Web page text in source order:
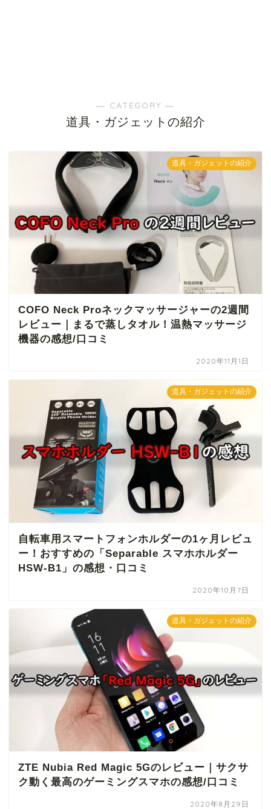
― CATEGORY ―
道具・ガジェットの紹介
道具・ガジェットの紹介
COFO Neck Proネックマッサージャーの2週間
レビュー｜まるで蒸しタオル！温熱マッサージ
機器の感想/口コミ
2020年11月1日
道具・ガジェットの紹介
自転車用スマートフォンホルダーの1ヶ月レビュ
ー！おすすめの「Separable スマホホルダー
HSW-B1」の感想・口コミ
2020年10月7日
道具・ガジェットの紹介
ZTE Nubia Red Magic 5Gのレビュー｜サクサ
ク動く最高のゲーミングスマホの感想/口コミ
2020年8月29日